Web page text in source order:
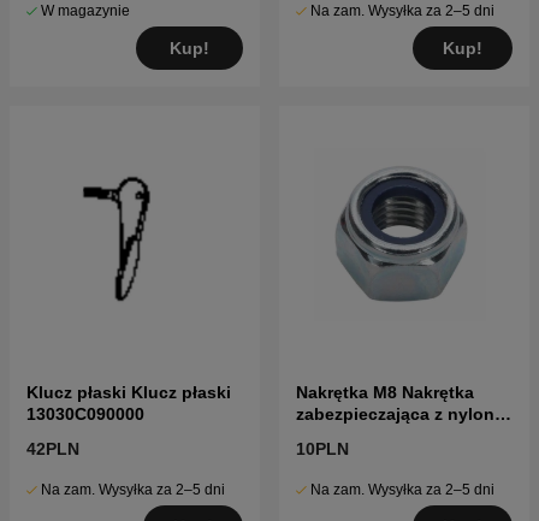
W magazynie
Kup!
Na zam. Wysyłka za 2–5 dni
Kup!
Klucz płaski Klucz płaski
13030C090000
42PLN
Na zam. Wysyłka za 2–5 dni
Nakrętka M8 Nakrętka
zabezpieczająca z nylonu
10PLN
Na zam. Wysyłka za 2–5 dni